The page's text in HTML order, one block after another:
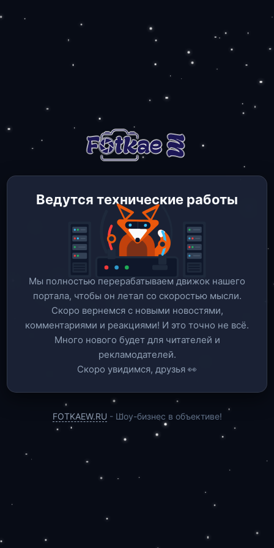
Ведутся технические работы
Мы полностью перерабатываем движок нашего
портала, чтобы он летал со скоростью мысли.
Скоро вернемся c новыми новостями,
комментариями и реакциями! И это точно не всё.
Много нового будет для читателей и
рекламодателей.
Скоро увидимся, друзья 👀
FOTKAEW.RU - Шоу-бизнес в объективе!